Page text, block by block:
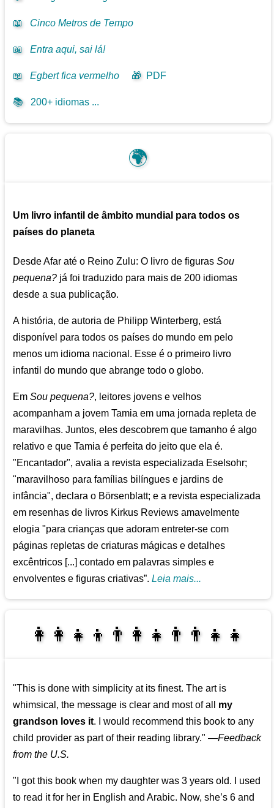
📖 Cinco Metros de Tempo
📖 Entra aqui, sai lá!
📖 Egbert fica vermelho 🎁 PDF
📚 200+ idiomas ...
🌍
Um livro infantil de âmbito mundial para todos os
países do planeta
Desde Afar até o Reino Zulu: O livro de figurasSou
pequena? já foi traduzido para mais de 200 idiomas
desde a sua publicação.
A história, de autoria de Philipp Winterberg, está
disponível para todos os países do mundo em pelo
menos um idioma nacional. Esse é o primeiro livro
infantil do mundo que abrange todo o globo.
EmSou pequena?, leitores jovens e velhos
acompanham a jovem Tamia em uma jornada repleta de
maravilhas. Juntos, eles descobrem que tamanho é algo
relativo e que Tamia é perfeita do jeito que ela é.
"Encantador", avalia a revista especializada Eselsohr;
"maravilhoso para famílias bilíngues e jardins de
infância", declara o Börsenblatt; e a revista especializada
em resenhas de livros Kirkus Reviews amavelmente
elogia "para crianças que adoram entreter-se com
páginas repletas de criaturas mágicas e detalhes
excêntricos [...] contado em palavras simples e
envolventes e figuras criativas”.Leia mais...
👩‍👩‍👧‍👦👨‍👩‍👧👨‍👨‍👧‍👧
👨‍👧‍👦👩‍👩‍👧‍👧
"This is done with simplicity at its finest. The art is
whimsical, the message is clear and most of all my
grandson loves it. I would recommend this book to any
child provider as part of their reading library." —Feedback
from the U.S.
"I got this book when my daughter was 3 years old. I used
to read it for her in English and Arabic. Now, she’s 6 and